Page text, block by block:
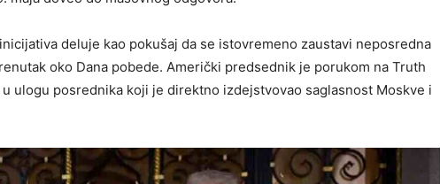
deluje kao pokušaj da se istovremeno zaustavi neposredna
oko Dana pobede. Američki predsednik je porukom na Truth
ulogu posrednika koji je direktno izdejstvovao saglasnost Moskve i